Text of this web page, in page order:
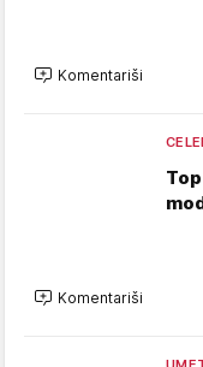
Komentariši
Komentariši